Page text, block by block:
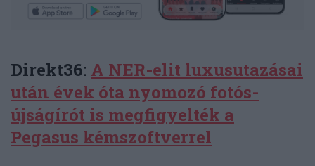
Direkt36: A NER-elit luxusutazásai
után évek óta nyomozó fotós-
újságírót is megfigyelték a
Pegasus kémszoftverrel